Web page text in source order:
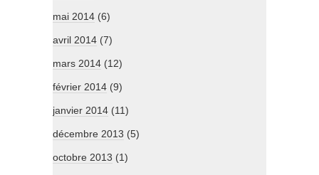
mai 2014 (6)
avril 2014 (7)
mars 2014 (12)
février 2014 (9)
janvier 2014 (11)
décembre 2013 (5)
octobre 2013 (1)